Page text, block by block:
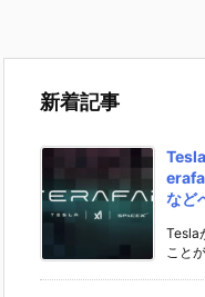
新着記事
など
Tesla
こと